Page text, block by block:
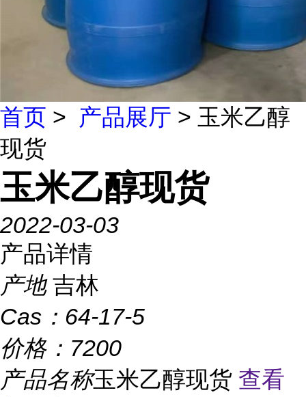
首页 > 产品展厅 > 玉米乙醇
现货
玉米乙醇现货
2022-03-03
产品详情
产地 吉林
Cas： 64-17-5
价格： 7200
产品名称玉米乙醇现货 查看